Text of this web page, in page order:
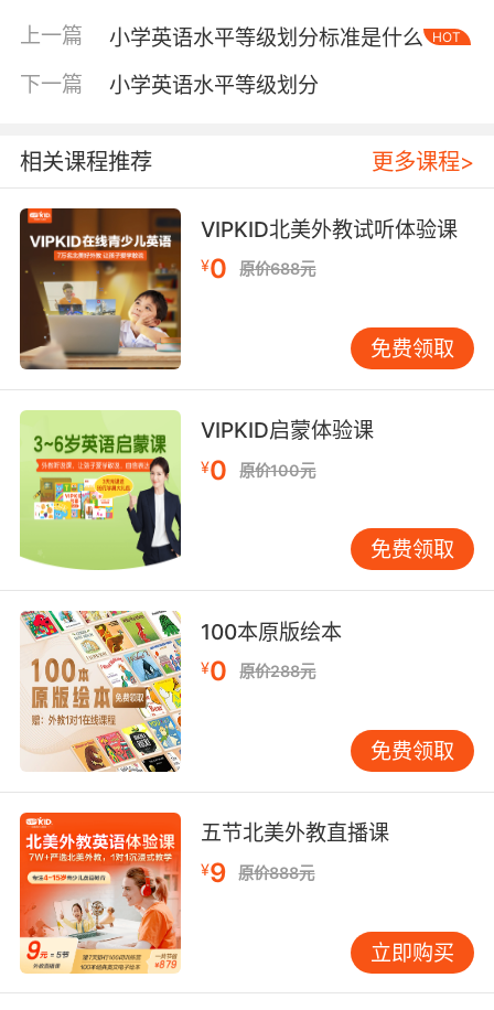
于小学低年级水平。孩子能听懂“Stand up”、
“Open your book”等课堂指令；能用简单单词回
答“What’s your name?”等问题；能识别基本颜
色、数字、动物词汇。 二级能力描述为“能处理熟
平。孩子能参与谈论家庭、学校生活等简单对
话；能阅读和理解简短对话或故事；能写出简单
句子描述图片或表达想法。 该量表强调语言的实
际运用能力，关注孩子能否在真实情境中使用英
语。 国际通用标准：CEFR框架 CEFR（欧洲语言
共同参考框架）是全球广泛使用的语言能力标
准。小学阶段主要涉及A1和A2两个级别。 **A1
级别（入门级）**对应小学低中年级。孩子能理
解和使用熟悉的日常表达，如个人和家庭基本信
息、购物等。能以简单方式互动，前提是对方语
速慢、清晰且愿意提供帮助。例如，能听懂
“What’s this?”，并用“It’s a book.”回答；能进行
简单自我介绍；能理解“Go to the door.”等简短指
示。 **A2级别（基础级）**对应小学高年级。孩
子能理解与个人直接相关领域的句子和常用表
达。能在简单常规任务中交流，涉及熟悉事务的
直接信息交换。例如，能描述家庭和居住环境；
能谈论食物、饮料、价格等基本需求；能理解简
单通知和公告；能写出简短便条和消息。 剑桥少
儿英语考试：国际认可的具体标准 剑桥少儿英语
考试（YLE）分为三个级别：Starters（一级）、
Movers（二级）、Flyers（三级）。 Starters适
合6-8岁孩子，相当于CEFR的A1级别。考试含听
力、阅读与写作、口语三部分。通过者能理解简
单英语，进行基本交流。 Movers适合8-10岁孩
子，处于A1到A2的过渡阶段。孩子能理解基本指
示，参与简单对话，阅读简短文字，写出基本句
子。 Flyers适合10-12岁孩子，相当于A2级别，
是YLE最高级别。通过者能理解日常英语，进行
简单交流，阅读和理解较长文章。 如何判断孩子
上一篇 小学英语水平等级划分标准是什么 HOT
下一篇 小学英语水平等级划分
相关课程推荐 更多课程>
VIPKID北美外教试听体验课
¥0 原价688元
免费领取
VIPKID启蒙体验课
¥0 原价100元
免费领取
100本原版绘本
¥0 原价288元
免费领取
五节北美外教直播课
¥9 原价888元
立即购买